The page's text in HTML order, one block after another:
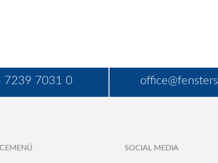
7239 7031 0
SOCIAL MEDIA